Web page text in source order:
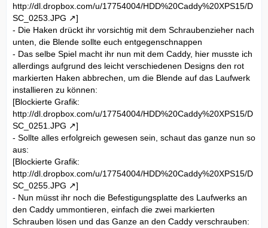
http://dl.dropbox.com/u/17754004/HDD%20Caddy%20XPS15/D
SC_0253.JPG
]
- Die Haken drückt ihr vorsichtig mit dem Schraubenzieher nach
unten, die Blende sollte euch entgegenschnappen
- Das selbe Spiel macht ihr nun mit dem Caddy, hier musste ich
allerdings aufgrund des leicht verschiedenen Designs den rot
markierten Haken abbrechen, um die Blende auf das Laufwerk
installieren zu können:
[Blockierte Grafik:
http://dl.dropbox.com/u/17754004/HDD%20Caddy%20XPS15/D
SC_0251.JPG
]
- Sollte alles erfolgreich gewesen sein, schaut das ganze nun so
aus:
[Blockierte Grafik:
http://dl.dropbox.com/u/17754004/HDD%20Caddy%20XPS15/D
SC_0255.JPG
]
- Nun müsst ihr noch die Befestigungsplatte des Laufwerks an
den Caddy ummontieren, einfach die zwei markierten
Schrauben lösen und das Ganze an den Caddy verschrauben: